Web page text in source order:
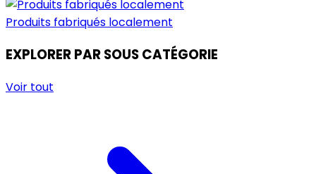
Produits fabriqués localement
EXPLORER PAR SOUS CATÉGORIE
Voir tout